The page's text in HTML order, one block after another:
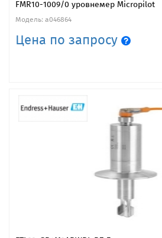
FMR10-1009/0 уровнемер Micropilot
Модель: a046864
Цена по запросу